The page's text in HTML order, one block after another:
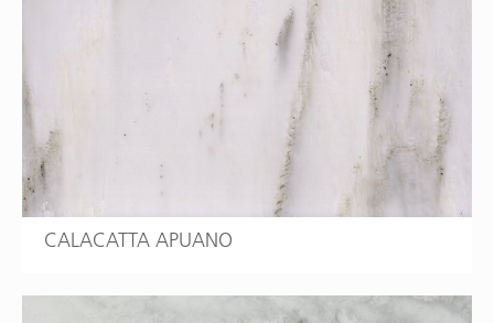
CALACATTA APUANO